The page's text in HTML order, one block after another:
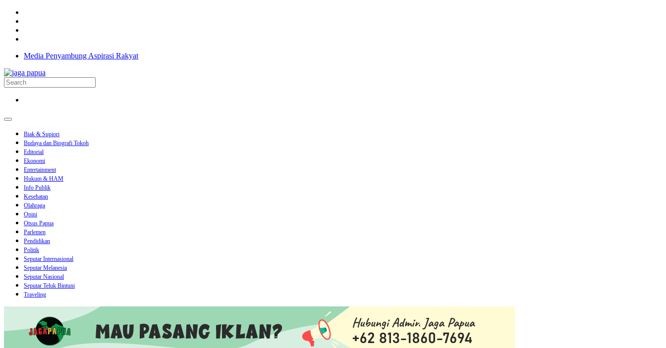
Media Penyambung Aspirasi Rakyat
Biak & Supiori
Budaya dan Biografi Tokoh
Editorial
Ekonomi
Entertainment
Hukum & HAM
Info Publik
Kesehatan
Olahraga
Opini
Otsus Papua
Parlemen
Pendidikan
Politik
Seputar Internasional
Seputar Melanesia
Seputar Nasional
Seputar Teluk Bintuni
Traveling